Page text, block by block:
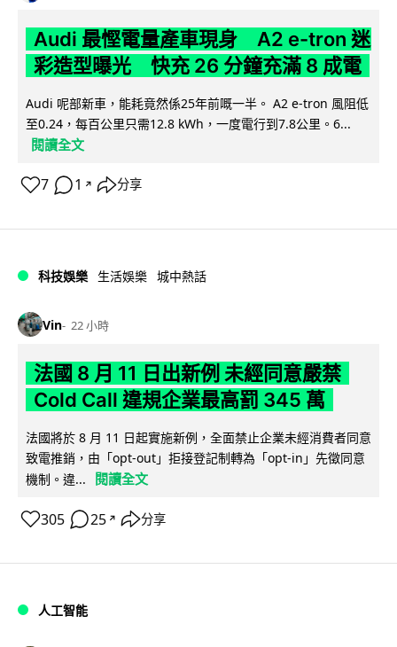
Audi 最慳電量產車現身 A2 e-tron 迷
彩造型曝光 快充 26 分鐘充滿 8 成電
Audi 呢部新車，能耗竟然係25年前嘅一半。 A2 e-tron 風阻低
至0.24，每百公里只需12.8 kWh，一度電行到7.8公里。6...
閱讀全文
7 1 ↗ 分享
科技娛樂 生活娛樂 城中熱話
Vin 22 小時
法國 8 月 11 日出新例 未經同意嚴禁
Cold Call 違規企業最高罰 345 萬
法國將於 8 月 11 日起實施新例，全面禁止企業未經消費者同意
致電推銷，由「opt-out」拒接登記制轉為「opt-in」先徵同意
機制。違...
閱讀全文
305 25 ↗ 分享
人工智能